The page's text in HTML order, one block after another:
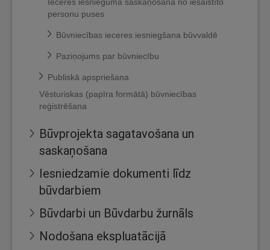
personu puses
Būvniecības ieceres iesniegšana būvvaldē
Paziņojums par būvniecību
Publiskā apspriešana
Vēsturiskas (papīra formātā) būvniecības
reģistrēšana
Būvprojekta sagatavošana un
saskaņošana
Iesniedzamie dokumenti līdz
būvdarbiem
Būvdarbi un Būvdarbu žurnāls
Nodošana ekspluatācijā